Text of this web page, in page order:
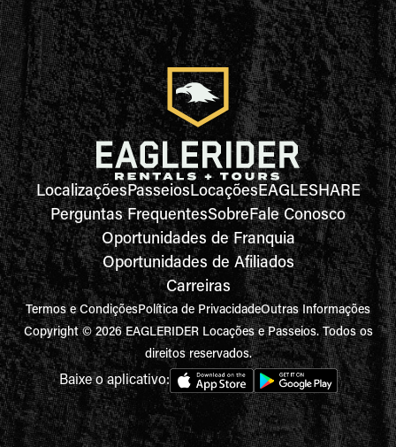
LocalizaçõesPasseiosLocaçõesEAGLESHARE
Perguntas FrequentesSobreFale Conosco
Oportunidades de Franquia
Oportunidades de Afiliados
Carreiras
Termos e CondiçõesPolítica de PrivacidadeOutras Informações
Copyright © 2026 EAGLERIDER Locações e Passeios. Todos os
direitos reservados.
Baixe o aplicativo: